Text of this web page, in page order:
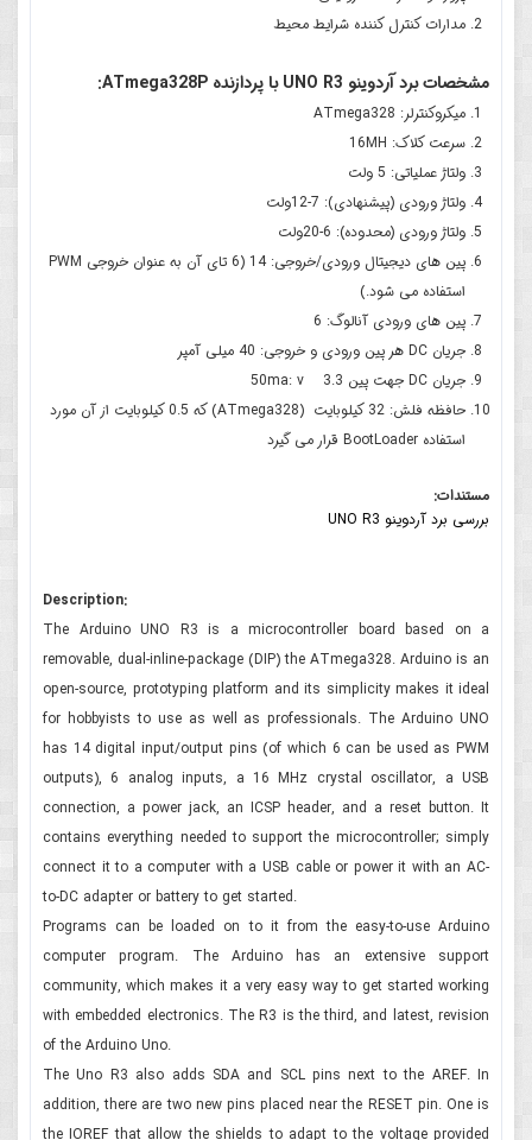
مدارات کنترل کننده شرایط محیط
مشخصات برد آردوینو UNO R3 با پردازنده ATmega328P:
میکروکنترلر: ATmega328
سرعت کلاک: 16MH
ولتاژ عملیاتی: 5 ولت
ولتاژ ورودی (پیشنهادی): 7-12ولت
ولتاژ ورودی (محدوده): 6-20ولت
پین های دیجیتال ورودی/خروجی: 14 (6 تای آن به عنوان خروجی PWM
استفاده می شود.)
پین های ورودی آنالوگ: 6
جریان DC هر پین ورودی و خروجی: 40 میلی آمپر
جریان DC جهت پین 3.3 50ma: v
حافظه فلش: 32 کیلوبایت (ATmega328) که 0.5 کیلوبایت از آن مورد
استفاده BootLoader قرار می گیرد
مستندات:
بررسی برد آردوینو UNO R3
Description:
The Arduino UNO R3 is a microcontroller board based on a
removable, dual-inline-package (DIP) the ATmega328. Arduino is an
open-source, prototyping platform and its simplicity makes it ideal
for hobbyists to use as well as professionals. The Arduino UNO
has 14 digital input/output pins (of which 6 can be used as PWM
outputs), 6 analog inputs, a 16 MHz crystal oscillator, a USB
connection, a power jack, an ICSP header, and a reset button. It
contains everything needed to support the microcontroller; simply
connect it to a computer with a USB cable or power it with an AC-
to-DC adapter or battery to get started.
Programs can be loaded on to it from the easy-to-use Arduino
computer program. The Arduino has an extensive support
community, which makes it a very easy way to get started working
with embedded electronics. The R3 is the third, and latest, revision
of the Arduino Uno.
The Uno R3 also adds SDA and SCL pins next to the AREF. In
addition, there are two new pins placed near the RESET pin. One is
the IOREF that allow the shields to adapt to the voltage provided